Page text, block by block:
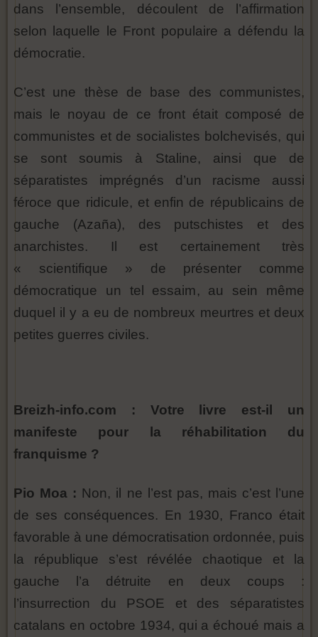
dans l’ensemble, découlent de l’affirmation
selon laquelle le Front populaire a défendu la
démocratie.
C’est une thèse de base des communistes,
mais le noyau de ce front était composé de
communistes et de socialistes bolchevisés, qui
se sont soumis à Staline, ainsi que de
séparatistes imprégnés d’un racisme aussi
féroce que ridicule, et enfin de républicains de
gauche (Azaña), des putschistes et des
anarchistes. Il est certainement très
« scientifique » de présenter comme
démocratique un tel essaim, au sein même
duquel il y a eu de nombreux meurtres et deux
petites guerres civiles.
Breizh-info.com : Votre livre est-il un
manifeste pour la réhabilitation du
franquisme ?
Pio Moa : Non, il ne l’est pas, mais c’est l’une
de ses conséquences. En 1930, Franco était
favorable à une démocratisation ordonnée, puis
la république s’est révélée chaotique et la
gauche l’a détruite en deux coups :
l’insurrection du PSOE et des séparatistes
catalans en octobre 1934, qui a échoué mais a